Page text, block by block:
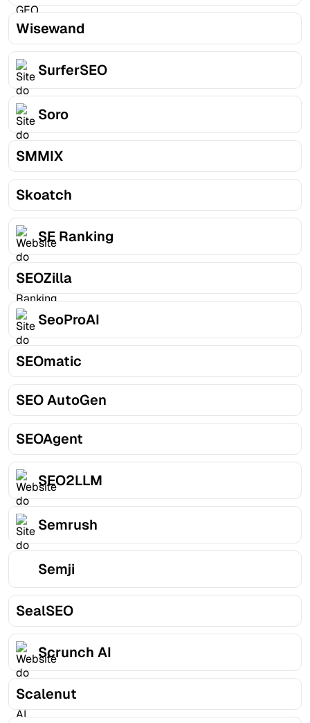
Wisewand
SurferSEO
Soro
SMMIX
Skoatch
SE Ranking
SEOZilla
SeoProAI
SEOmatic
SEO AutoGen
SEOAgent
SEO2LLM
Semrush
Semji
SealSEO
Scrunch AI
Scalenut